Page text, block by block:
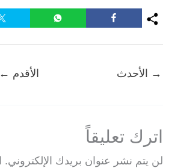
← الأقدم →
اترك تعليقاً
لن يتم نشر عنوان بريدك الإلكتروني.